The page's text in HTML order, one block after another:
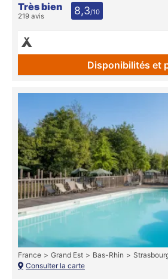
Très bien
219 avis 8,3/10
Disponibilités et
France Grand Est Bas-Rhin
Consulter la carte